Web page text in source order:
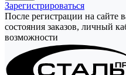
Зарегистрироваться
После регистрации на сайте
состояния заказов, личный
возможности